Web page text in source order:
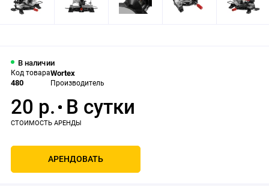
В наличии
Код товара
480
Wortex
Производитель
20 р.
АРЕНДОВАТЬ